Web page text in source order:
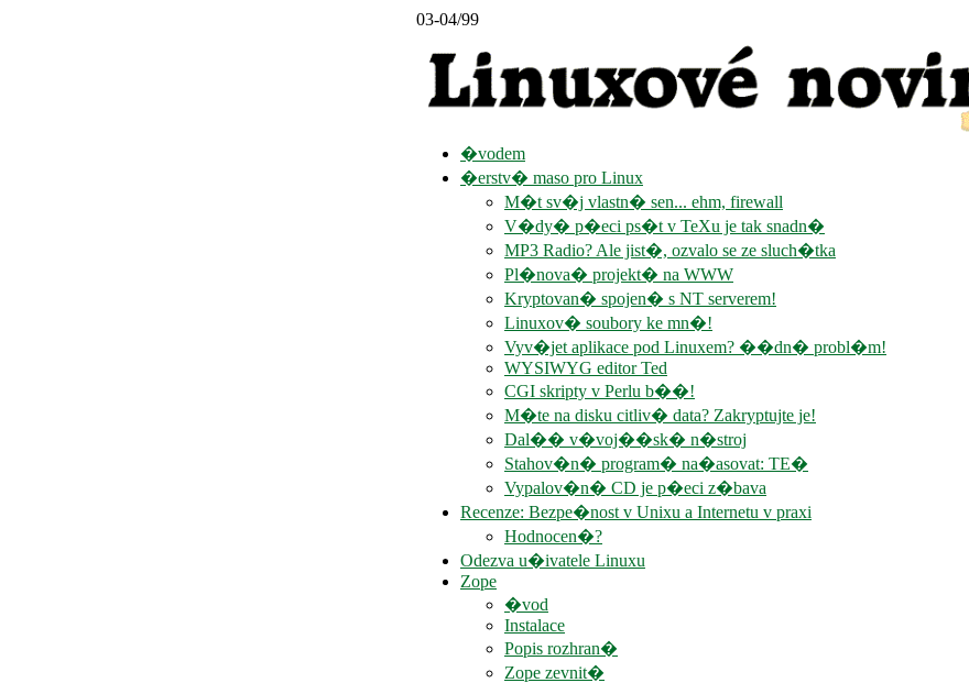
03-04/99
�vodem
�erstv� maso pro Linux
M�t sv�j vlastn� sen... ehm, firewall
V�dy� p�eci ps�t v TeXu je tak snadn�
MP3 Radio? Ale jist�, ozvalo se ze sluch�tka
Pl�nova� projekt� na WWW
Kryptovan� spojen� s NT serverem!
Linuxov� soubory ke mn�!
Vyv�jet aplikace pod Linuxem? ��dn� probl�m!
WYSIWYG editor Ted
CGI skripty v Perlu b��!
M�te na disku citliv� data? Zakryptujte je!
Dal�� v�voj��sk� n�stroj
Stahov�n� program� na�asovat: TE�
Vypalov�n� CD je p�eci z�bava
Recenze: Bezpe�nost v Unixu a Internetu v praxi
Hodnocen�?
Odezva u�ivatele Linuxu
Zope
�vod
Instalace
Popis rozhran�
Zope zevnit�